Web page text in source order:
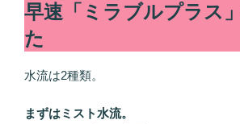
早速「ミラブルプラス
た
水流は2種類。
まずはミスト水流。